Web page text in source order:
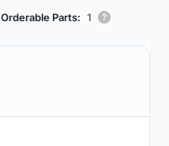
Orderable Parts: 1